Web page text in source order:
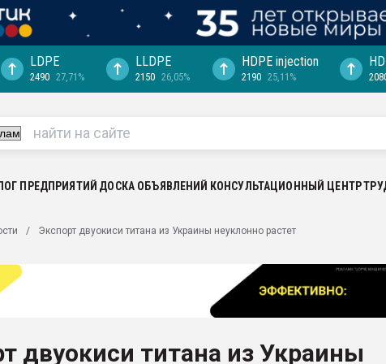
выходит на
рынке
LDPE
2490 27,71%
LLDPE
2150 26,05%
HDPE injection
2190 25,11%
ПРЕДПРИЯТИЙ ДОСКА ОБЪЯВЛЕНИЙ КОНСУЛЬТАЦИОННЫЙ ЦЕНТР
Экспорт двуокиси титана из Украины неуклонно растет
двуокиси титана из Украины